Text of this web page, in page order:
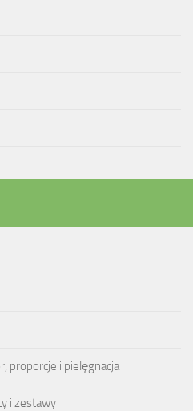
proporcje i pielęgnacja
i zestawy